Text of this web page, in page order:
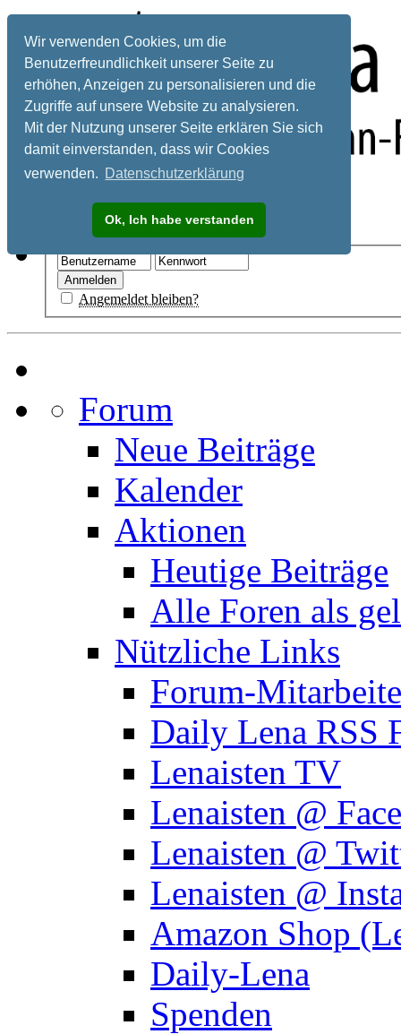
Wir verwenden Cookies, um die
Benutzerfreundlichkeit unserer Seite zu
erhöhen, Anzeigen zu personalisieren und die
Zugriffe auf unsere Website zu analysieren.
Mit der Nutzung unserer Seite erklären Sie sich
damit einverstanden, dass wir Cookies
verwenden. Datenschutzerklärung
Ok, Ich habe verstanden
Registrieren
Angemeldet bleiben?
Forum
Neue Beiträge
Kalender
Aktionen
Heutige Beiträge
Alle Foren als
Nützliche Links
Forum-
Daily Lena RSS
Lenaisten TV
Lenaisten @
Lenaisten @
Lenaisten @
Amazon Shop
Daily-Lena
Spenden